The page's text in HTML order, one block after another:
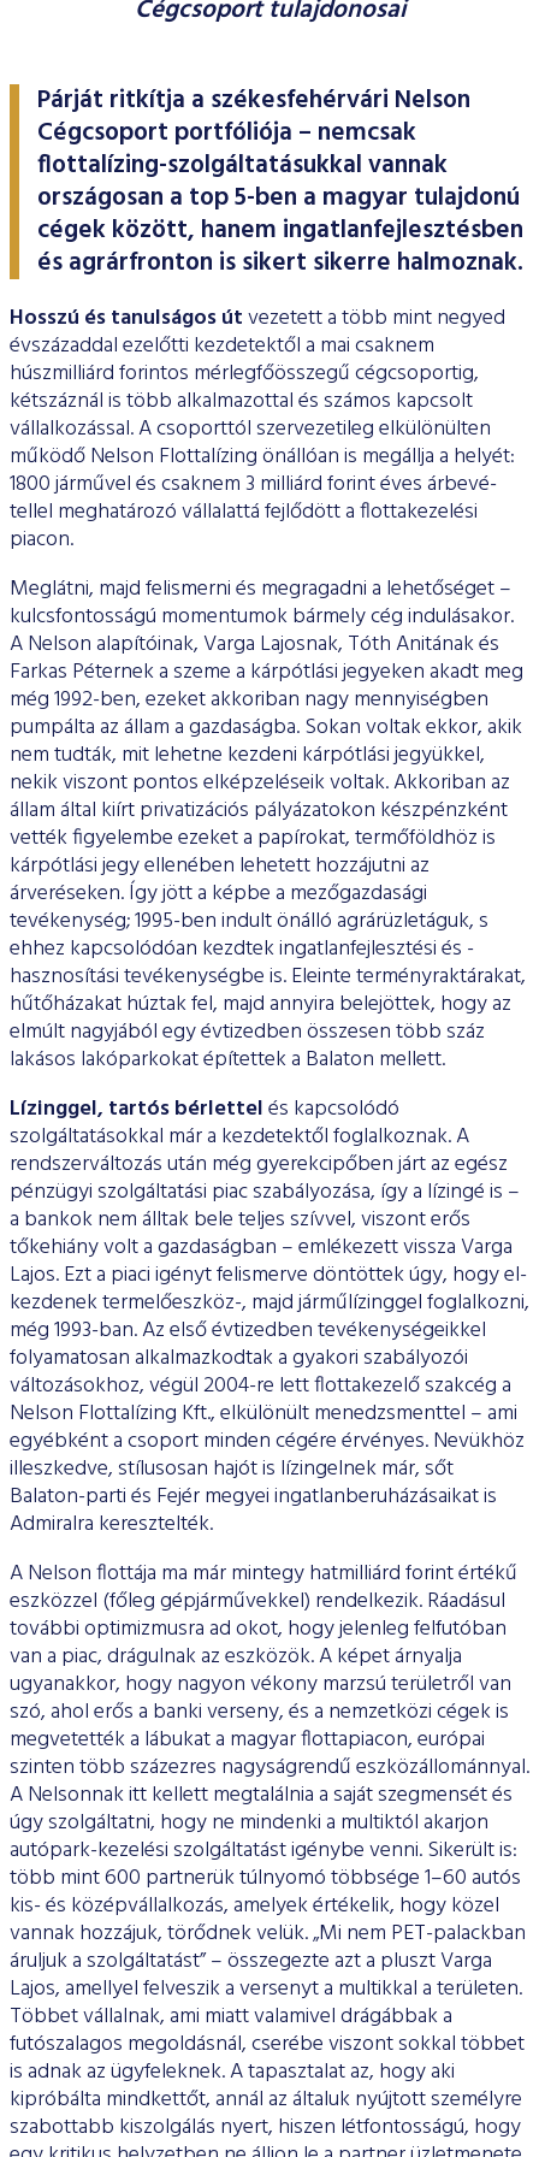
ESG Útmutató
Cégcsoport tulajdonosai
Párját ritkítja a székesfehérvári Nelson
Cégcsoport portfóliója – nemcsak
flottalízing-szolgáltatásukkal vannak
országosan a top 5-ben a magyar tulajdonú
cégek között, hanem ingatlanfejlesztésben
és agrárfronton is sikert sikerre halmoznak.
Hosszú és tanulságos útvezetett a több mint negyed
évszá­zaddal ezelőtti kezdetektől a mai csaknem
húszmilliárd forintos mérlegfőösszegű cégcsoportig,
kétszáznál is több alkalmazot­tal és számos kapcsolt
vállalkozással. A csoporttól szervezetileg elkülönülten
működő Nelson Flottalízing önállóan is megállja a helyét:
1800 járművel és csaknem 3 milliárd forint éves árbevé­
tellel meghatározó vállalattá fejlődött a flottakezelési
piacon.
Meglátni, majd felismerni és megragadni a lehetőséget –
kulcs­fontosságú momentumok bármely cég indulásakor.
A Nelson alapítóinak, Varga Lajosnak, Tóth Anitának és
Farkas Péternek a szeme a kárpótlási jegyeken akadt meg
még 1992-ben, eze­ket akkoriban nagy mennyiségben
pumpálta az állam a gazdaságba. Sokan voltak ekkor, akik
nem tudták, mit lehetne kezde­ni kárpótlási jegyükkel,
nekik viszont pontos elképzeléseik voltak. Akkoriban az
állam által kiírt privatizációs pályázatokon kész­pénzként
vették figyelembe ezeket a papírokat, termőföldhöz is
kárpótlási jegy ellenében lehetett hozzájutni az
árveréseken. Így jött a képbe a mezőgazdasági
tevékenység; 1995-ben indult ön­álló agrárüzletáguk, s
ehhez kapcsolódóan kezdtek ingatlanfej­lesztési és -
hasznosítási tevékenységbe is. Eleinte terményraktá­rakat,
hűtőházakat húztak fel, majd annyira belejöttek, hogy az
elmúlt nagyjából egy évtizedben összesen több száz
lakásos la­kóparkokat építettek a Balaton mellett.
Lízinggel, tartós bérlettelés kapcsolódó
szolgáltatásokkal már a kezdetektől foglalkoznak. A
rendszerváltozás után még gyerekcipőben járt az egész
pénzügyi szolgáltatási piac szabá­lyozása, így a lízingé is –
a bankok nem álltak bele teljes szívvel, viszont erős
tőkehiány volt a gazdaságban – emlékezett vissza Varga
Lajos. Ezt a piaci igényt felismerve döntöttek úgy, hogy el­
kezdenek termelőeszköz-, majd járműlízinggel foglalkozni,
még 1993-ban. Az első évtizedben tevékenységeikkel
folyamato­san alkalmazkodtak a gyakori szabályozói
változásokhoz, végül 2004-re lett flottakezelő szakcég a
Nelson Flottalízing Kft., elkülö­nült menedzsmenttel – ami
egyébként a csoport minden cégé­re érvényes. Nevükhöz
illeszkedve, stílusosan hajót is lízingelnek már, sőt
Balaton-parti és Fejér megyei ingatlanberuházásaikat is
Admiralra keresztelték.
A Nelson flottája ma már mintegy hatmilliárd forint értékű
esz­közzel (főleg gépjárművekkel) rendelkezik. Ráadásul
további op­timizmusra ad okot, hogy jelenleg felfutóban
van a piac, drá­gulnak az eszközök. A képet árnyalja
ugyanakkor, hogy nagyon vékony marzsú területről van
szó, ahol erős a banki verseny, és a nemzetközi cégek is
megvetették a lábukat a magyar flottapi­acon, európai
szinten több százezres nagyságrendű eszközállo­mánnyal.
A Nelsonnak itt kellett megtalálnia a saját szegmensét és
úgy szolgáltatni, hogy ne mindenki a multiktól akarjon
autó­park-kezelési szolgáltatást igénybe venni. Sikerült is:
több mint 600 partnerük túlnyomó többsége 1–60 autós
kis- és középvál­lalkozás, amelyek értékelik, hogy közel
vannak hozzájuk, törőd­nek velük. „Mi nem PET-palackban
áruljuk a szolgáltatást” – ös­szegezte azt a pluszt Varga
Lajos, amellyel felveszik a versenyt a multikkal a területen.
Többet vállalnak, ami miatt valamivel drá­gábbak a
futószalagos megoldásnál, cserébe viszont sokkal töb­bet
is adnak az ügyfeleknek. A tapasztalat az, hogy aki
kipróbálta mindkettőt, annál az általuk nyújtott személyre
szabottabb ki­szolgálás nyert, hiszen létfontosságú, hogy